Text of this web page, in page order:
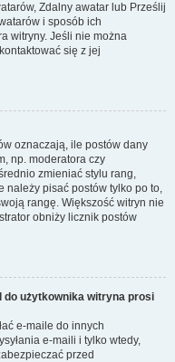
Zdalny awatar lub Prześlij
i sposób ich
witryny. Jeśli nie można
się z jej
oznaczają, ile postów dany
np. moderatora czy
zmieniać stylu rang,
należy pisać postów tylko po to,
rangę. Większość witryn nie
obniży licznik postów
do użytkownika witryna prosi
e-maile do innych
e-maili i tylko wtedy,
przed